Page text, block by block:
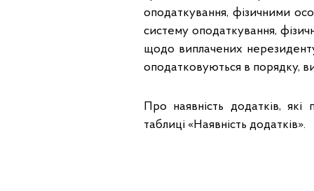
оподаткування, фізичними
систему оподаткування,
щодо виплачених
оподатковуються в порядку,
Про наявність додатків,
таблиці «Наявність додатків».